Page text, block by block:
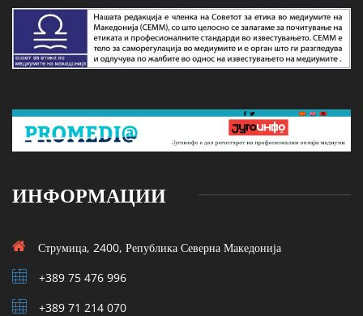
ИНФОРМАЦИИ
Струмица, 2400, Република Северна Македонија
+389 75 476 996
+389 71 214 070